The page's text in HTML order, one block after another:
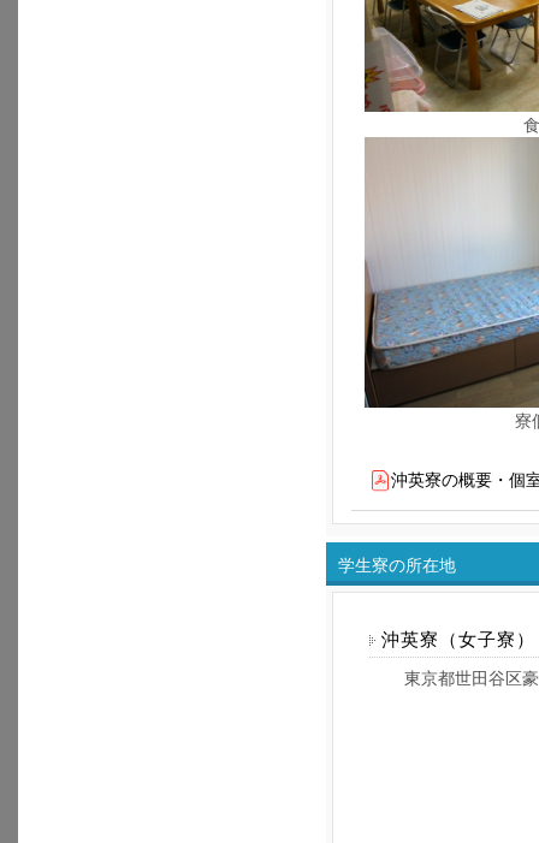
寮
沖英寮の概要・個
学生寮の所在地
沖英寮（女子寮）
東京都世田谷区